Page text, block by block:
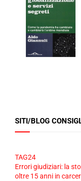
SITI/BLOG
TAG24
Errori giudiziari: la
oltre 15 anni in